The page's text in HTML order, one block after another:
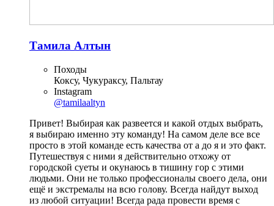
Тамила Алтын
Походы
Коксу, Чукураксу, Пальтау
Instagram
@tamilaaltyn
Привет! Выбирая как развеется и какой отдых выбрать,
я выбираю именно эту команду! На самом деле все все
просто в этой команде есть качества от а до я и это факт.
Путешествуя с ними я действительно отхожу от
городской суеты и окунаюсь в тишину гор с этими
людьми. Они не только профессионалы своего дела, они
ещё и экстремалы на всю голову. Всегда найдут выход
из любой ситуации! Всегда рада провести время с